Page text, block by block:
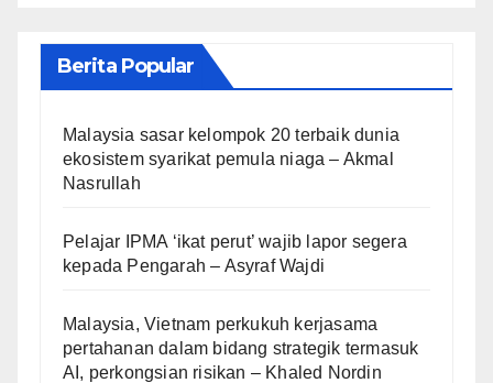
Berita Popular
Malaysia sasar kelompok 20 terbaik dunia
ekosistem syarikat pemula niaga – Akmal
Nasrullah
Pelajar IPMA ‘ikat perut’ wajib lapor segera
kepada Pengarah – Asyraf Wajdi
Malaysia, Vietnam perkukuh kerjasama
pertahanan dalam bidang strategik termasuk
AI, perkongsian risikan – Khaled Nordin